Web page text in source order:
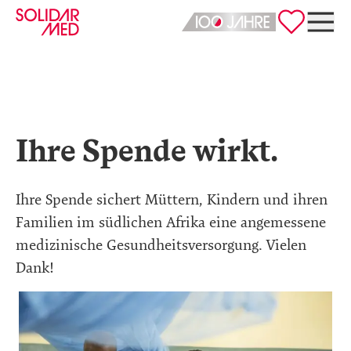
Deutsch
Ihre Spende wirkt.
Ihre Spende sichert Müttern, Kindern und ihren
Familien im südlichen Afrika eine angemessene
medizinische Gesundheitsversorgung. Vielen
Dank!